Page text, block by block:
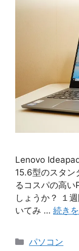
Lenovo
15.6型のスタン
るコスパの高
しょうか？ １
いてみ … 続き
カ
パソコン